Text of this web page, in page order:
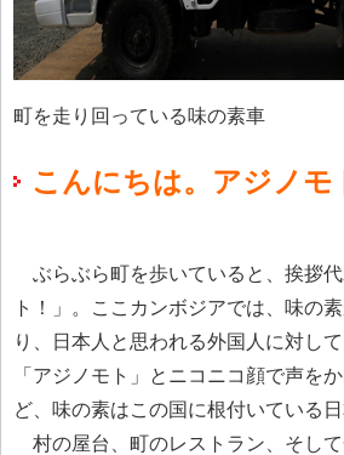
町を走り回っている味の素車
こんにちは。アジノモ
ぶらぶら町を歩いていると、挨拶
ト！」。ここカンボジアでは、味の
り、日本人と思われる外国人に対し
「アジノモト」とニコニコ顔で声を
ど、味の素はこの国に根付いている
村の屋台、町のレストラン、そし